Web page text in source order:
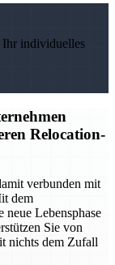
Ihr individuelles
Relocation-
verbunden mit
dem
neue Lebensphase
Sie von
nichts dem Zufall